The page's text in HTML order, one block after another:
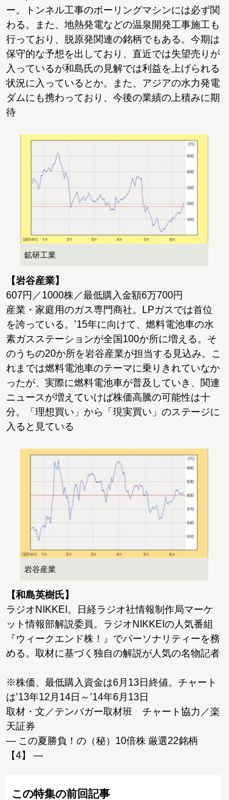
ー。トンネル工事のボーリングマシンには必ず関
わる。また、地熱発電などの温泉開発工事施工も
行っており、脱原発関連の銘柄でもある。今期は
保守的な予想を出しており、直近では失望売りが
入っているが和島氏の見解では利益を上げられる
状況に入っているとか。また、アジアの水力発電
ダムにも携わっており、今後の業績の上積みに期
待
鉱研工業
【岩谷産業】
607円／1000株／最低購入金額6万700円
産業・家庭用のガス専門商社。LPガスでは首位
を誇っている。’15年に向けて、燃料電池車の水
素ガスステーションが全国100か所に増える。そ
のうちの20か所を岩谷産業が担当する見込み。こ
れまでは燃料電池車のテーマに乗りきれていなか
ったが、実際に燃料電池車が普及していき、関連
ニュースが増えていけば株価高騰の可能性は十
分。「理想買い」から「現実買い」のステージに
入ると見ている
岩谷産業
【和島英樹氏】
ラジオNIKKEI。日経ラジオ社情報制作局マーケ
ット情報部解説委員。ラジオNIKKEIの人気番組
『ウィークエンド株！』でパーソナリティーを務
める。取材に基づく独自の解説が人気の名物記者
※株価、最低購入資金は6月13日終値。チャート
は’13年12月14日～’14年6月13日
取材・文／テンバガー取材班 チャート協力／楽
天証券
― この夏勝負！の（秘）10倍株 厳選22銘柄
【4】 ―
この特集の前回記事